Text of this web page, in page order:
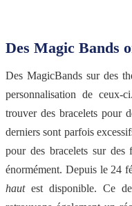
Des Magic Bands
Des MagicBands sur des
personnalisation de
trouver des bracelets pour
derniers sont parfois
pour des bracelets sur des
énormément. Depuis le 24
hautest disponible. Ce